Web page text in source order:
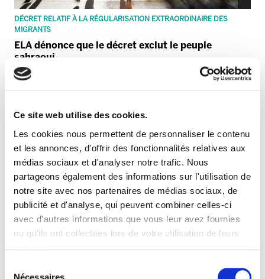
Ce site web utilise des cookies.
Les cookies nous permettent de personnaliser le contenu
et les annonces, d'offrir des fonctionnalités relatives aux
médias sociaux et d'analyser notre trafic. Nous
partageons également des informations sur l'utilisation de
notre site avec nos partenaires de médias sociaux, de
publicité et d'analyse, qui peuvent combiner celles-ci
avec d'autres informations que vous leur avez fournies
ou qu'ils ont collectées lors de votre utilisation de leurs
DÉCRET RELATIF À LA RÉGULARISATION EXTRAORDINAIRE DES
MIGRANTS
ELA dénonce que le décret exclut le peuple
sahraoui
PALESTINE